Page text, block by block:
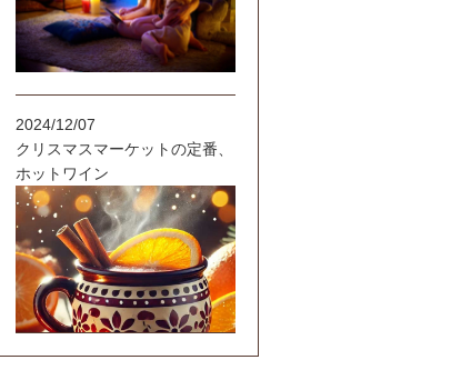
2024/12/07
クリスマスマーケットの定番、
ホットワイン